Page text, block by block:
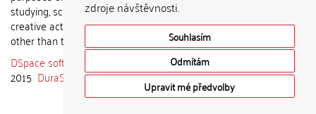
zdroje návštěvnosti.
Souhlasím
Odmítám
Upravit mé předvolby
studying, scientific or any other
creative activities of any person
other than the author.
DSpace software
copyright © 2002-
2015 DuraSpace